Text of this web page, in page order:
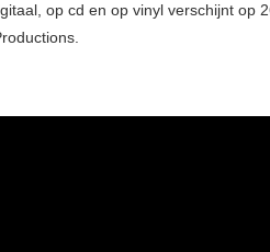
op cd en op vinyl verschijnt op